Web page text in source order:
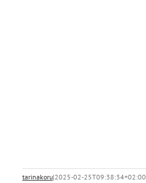
tarinakoru|2025-02-25T09:38:34+02:00